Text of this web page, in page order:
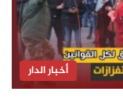
أخبار الدار